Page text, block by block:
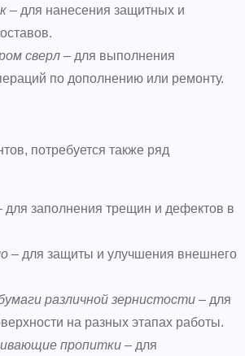
– для нанесения защитных и
сверл – для выполнения
по дополнению или ремонту.
потребуется также ряд
для заполнения трещин и дефектов в
– для защиты и улучшения внешнего
различной зернистости – для
на разных этапах работы.
пропитки – для